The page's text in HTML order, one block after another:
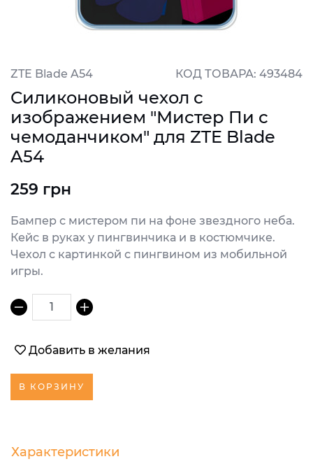
ZTE Blade A54 КОД ТОВАРА: 493484
Силиконовый чехол с
изображением "Мистер Пи с
чемоданчиком" для ZTE Blade
A54
259 грн
Бампер с мистером пи на фоне звездного неба.
Кейс в руках у пингвинчика и в костюмчике.
Чехол с картинкой с пингвином из мобильной
игры.
1
Добавить в желания
В КОРЗИНУ
Характеристики